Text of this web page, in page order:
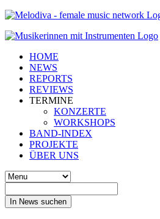
HOME
NEWS
REPORTS
REVIEWS
TERMINE
KONZERTE
WORKSHOPS
BAND-INDEX
PROJEKTE
ÜBER UNS
In News suchen